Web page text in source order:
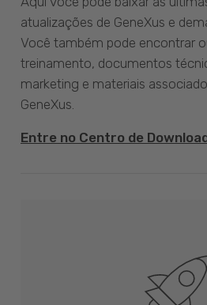
atualizações de GeneXus e
Você também pode encontrar
treinamento, documentos
marketing e materiais
GeneXus.
Entre no Centro de